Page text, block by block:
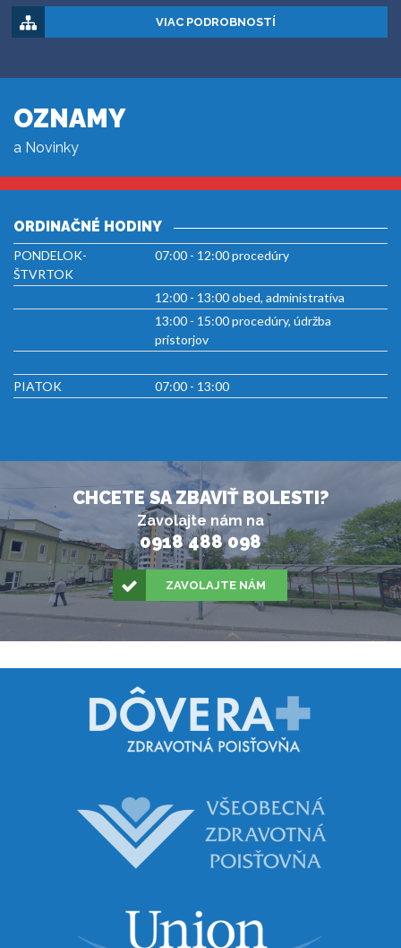
VIAC PODROBNOSTÍ
OZNAMY
a Novinky
ORDINAČNÉ HODINY
PONDELOK-
ŠTVRTOK
07:00 - 12:00 procedúry
12:00 - 13:00 obed, administratíva
13:00 - 15:00 procedúry, údržba
prístorjov
PIATOK 07:00 - 13:00
CHCETE SA ZBAVIŤ BOLESTI?
Zavolajte nám na
0918 488 098
ZAVOLAJTE NÁM